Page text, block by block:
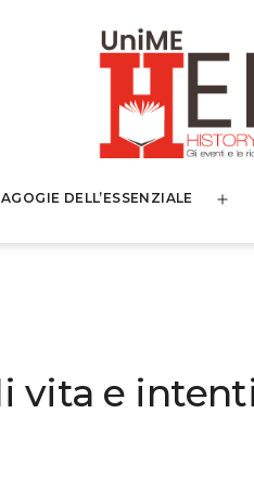
DELL’ESSENZIALE
Apri
vita e